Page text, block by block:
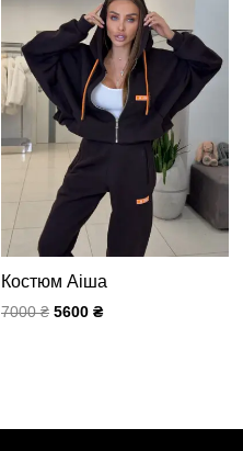
Костюм Аіша
7000₴
7000 ₴.
5600 ₴